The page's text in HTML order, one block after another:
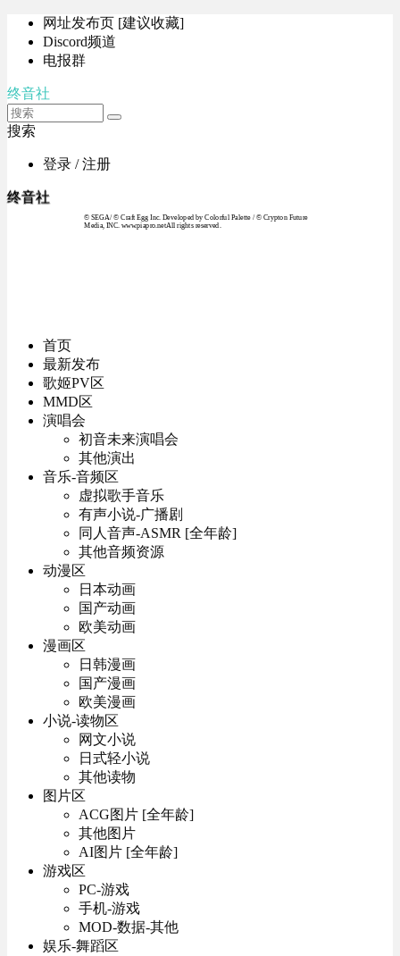
网址发布页 [建议收藏]
Discord频道
电报群
终音社
搜索
登录 / 注册
终音社
© SEGA / © Craft Egg Inc. Developed by Colorful Palette / © Crypton Future
Media, INC. www.piapro.netAll rights reserved.
首页
最新发布
歌姬PV区
MMD区
演唱会
初音未来演唱会
其他演出
音乐-音频区
虚拟歌手音乐
有声小说-广播剧
同人音声-ASMR [全年龄]
其他音频资源
动漫区
日本动画
国产动画
欧美动画
漫画区
日韩漫画
国产漫画
欧美漫画
小说-读物区
网文小说
日式轻小说
其他读物
图片区
ACG图片 [全年龄]
其他图片
AI图片 [全年龄]
游戏区
PC-游戏
手机-游戏
MOD-数据-其他
娱乐-舞蹈区